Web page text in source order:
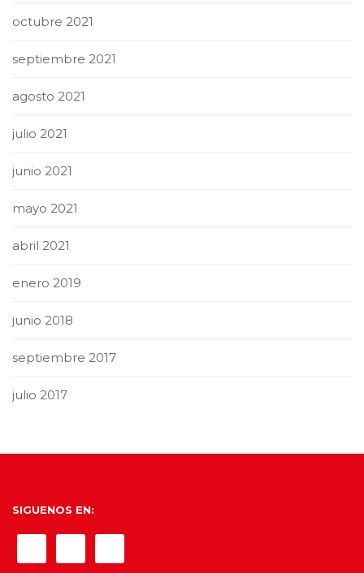
octubre 2021
septiembre 2021
agosto 2021
julio 2021
junio 2021
mayo 2021
abril 2021
enero 2019
junio 2018
septiembre 2017
julio 2017
SIGUENOS EN: